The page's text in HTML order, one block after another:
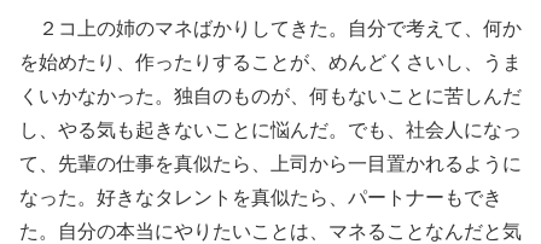
２コ上の姉のマネばかりしてきた。自分で考えて、何か
を始めたり、作ったりすることが、めんどくさいし、うま
くいかなかった。独自のものが、何もないことに苦しんだ
し、やる気も起きないことに悩んだ。でも、社会人になっ
て、先輩の仕事を真似たら、上司から一目置かれるように
なった。好きなタレントを真似たら、パートナーもでき
た。自分の本当にやりたいことは、マネることなんだと気